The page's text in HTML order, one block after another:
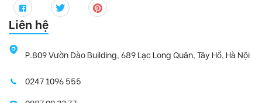
Liên hệ
P.809 Vườn Đào Building, 689 Lạc Long Quân, Tây Hồ, Hà Nội
0247 1096 555